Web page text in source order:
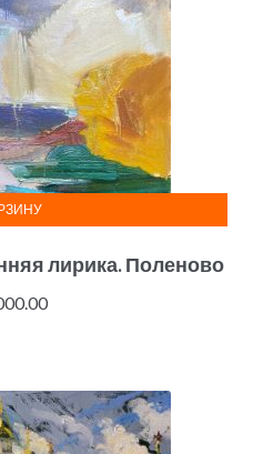
лирика. Поленово